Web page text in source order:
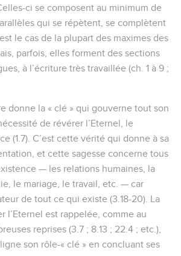
ci se composent au minimum de
qui se répètent, se complètent
le cas de la plupart des maximes des
parfois, elles forment des sections
à l’écriture très travaillée (ch. 1 à 9 ;
donne la « clé » qui gouverne tout son
de révérer l’Eternel, le
(1.7). C’est cette vérité qui donne à sa
et cette sagesse concerne tous
— les relations humaines, la
le mariage, le travail, etc. — car
de tout ce qui existe (3.18-20). La
l’Eternel est rappelée, comme au
reprises (3.7 ; 8.13 ; 22.4 ; etc.),
son rôle-« clé » en concluant ses